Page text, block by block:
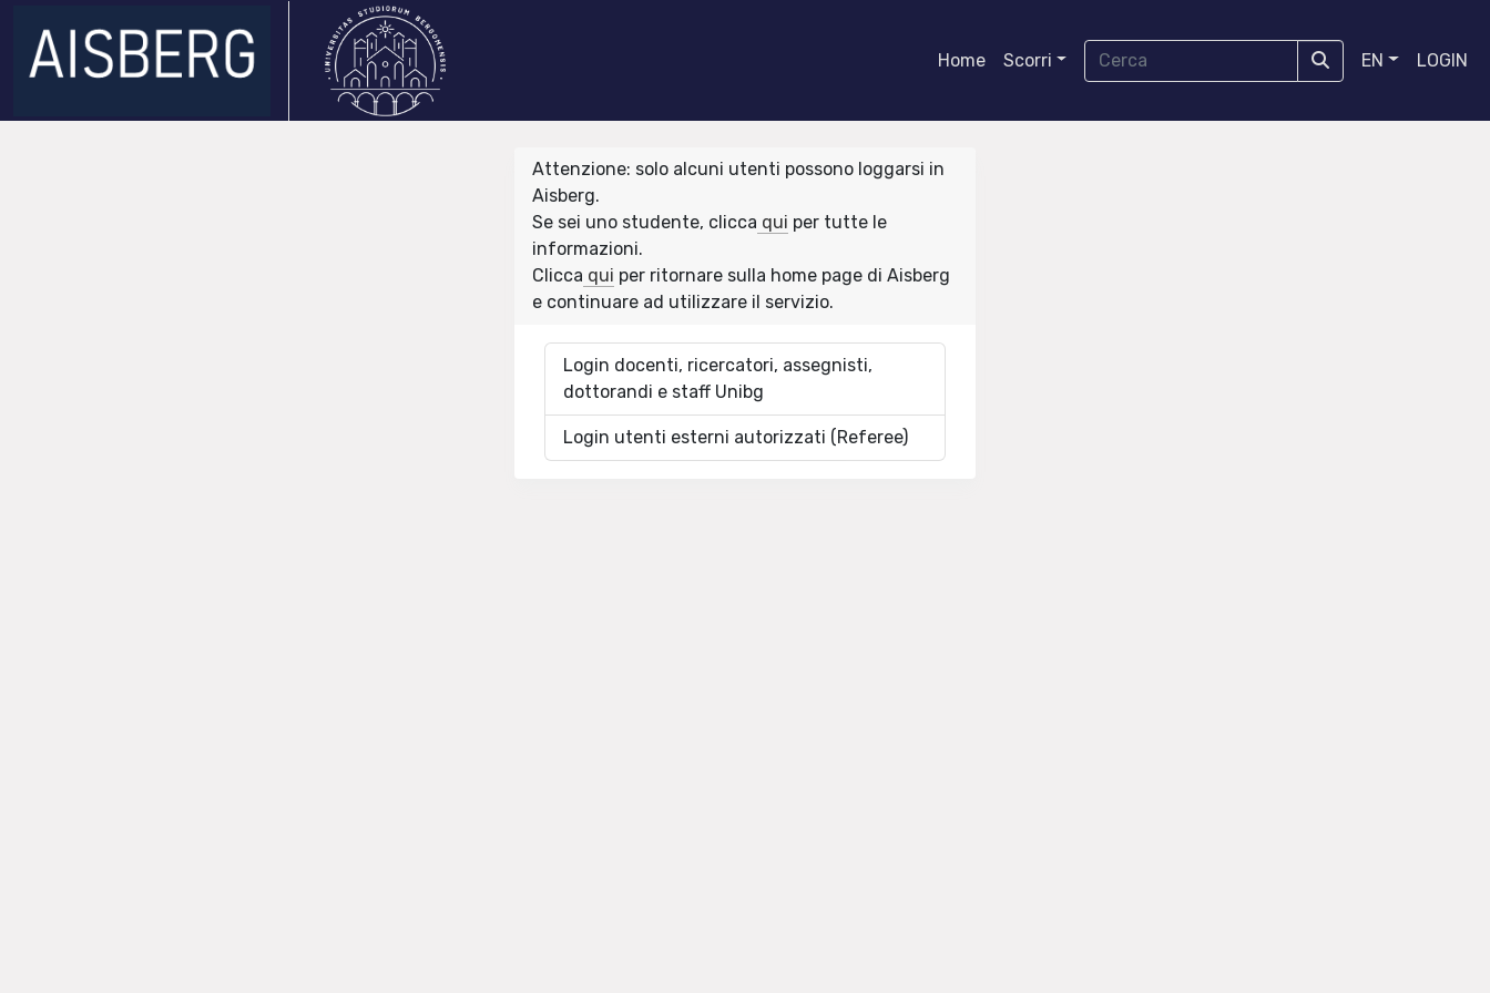
Home Scorri EN LOGIN
Attenzione: solo alcuni utenti possono loggarsi in
Aisberg.
Se sei uno studente, clicca qui per tutte le
informazioni.
Clicca qui per ritornare sulla home page di Aisberg
e continuare ad utilizzare il servizio.
Login docenti, ricercatori, assegnisti,
dottorandi e staff Unibg
Login utenti esterni autorizzati (Referee)